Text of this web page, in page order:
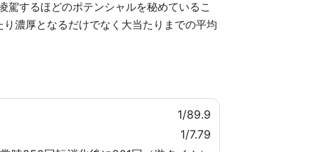
駕するほどのポテンシャルを秘めているこ
濃厚となるだけでなく大当たりまでの平均
1/89.9
1/7.79